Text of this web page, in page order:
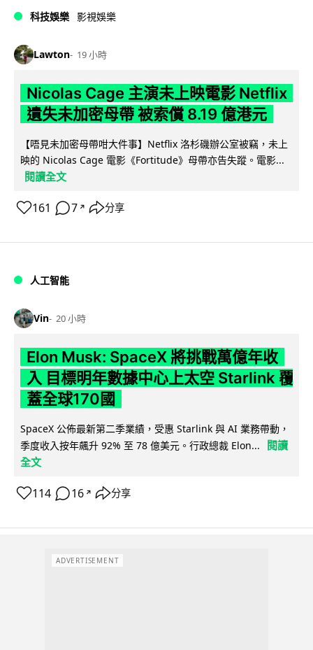
科技娛樂 影視娛樂
Lawton 19 小時
Nicolas Cage 主演未上映電影 Netflix
遺失未加密母帶 被索償 8.19 億港元
【唔見未加密母帶咁大件事】Netflix 洛杉磯辦公室被竊，未上
映的 Nicolas Cage 電影《Fortitude》母帶亦告失蹤。電影...
閱讀全文
161 7 ↗ 分享
人工智能
Vin 20 小時
Elon Musk: SpaceX 將挑戰萬億年收
入 目標明年數據中心上太空 Starlink 覆
蓋全球170國
SpaceX 公佈最新第二季業績，受惠 Starlink 與 AI 業務帶動，
季度收入按年飆升 92% 至 78 億美元。行政總裁 Elon...
閱讀
全文
114 16 ↗ 分享
ADVERTISEMENT